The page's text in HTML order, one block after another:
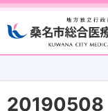
20190508